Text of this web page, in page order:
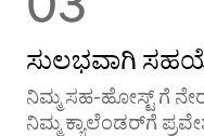
ಸುಲಭವಾಗಿ
ನಿಮ್ಮ ಸಹ-ಹೋಸ್ಟ್ ‌ಗೆ
ನಿಮ್ಮ ಕ್ಯಾಲೆಂಡರ್‌‌ಗೆ